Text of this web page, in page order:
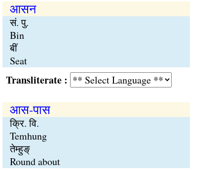
आसन
सं. पु.
Bin
बीं
Seat
:
आस-पास
क्रि. वि.
Temhung
तेम्हुङ्
Round about